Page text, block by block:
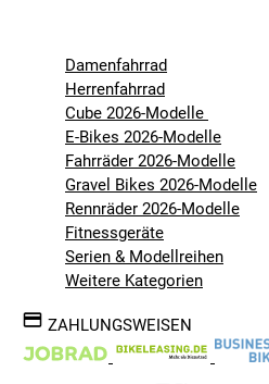
Damenfahrrad
Herrenfahrrad
Cube 2026-Modelle
E-Bikes 2026-Modelle
Fahrräder 2026-Modelle
Gravel Bikes 2026-Modelle
Rennräder 2026-Modelle
Fitnessgeräte
Serien & Modellreihen
Weitere Kategorien
ZAHLUNGSWEISEN